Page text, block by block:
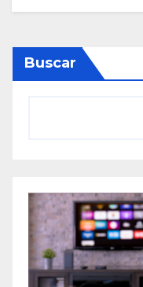
Buscar